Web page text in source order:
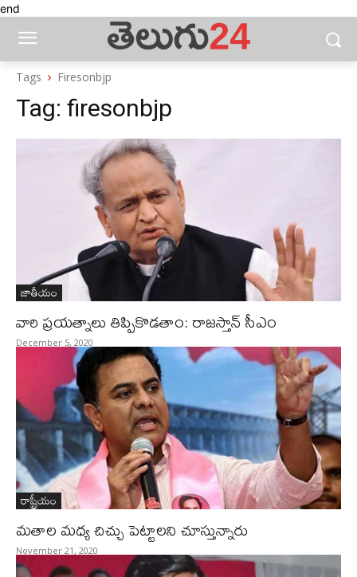
end
Tags Firesonbjp
Tag: firesonbjp
జాతీయం
వారి ప్రయత్నాలు తిప్పికొడతాం: రాజస్తాన్‌ సీఎం
December 5, 2020
రాష్ట్రీయం
మతాల మధ్య చిచ్చు పెట్టాలని చూస్తున్నారు
November 21, 2020